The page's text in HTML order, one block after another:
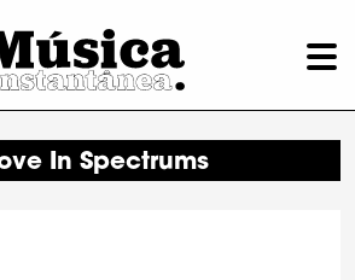
In Spectrums